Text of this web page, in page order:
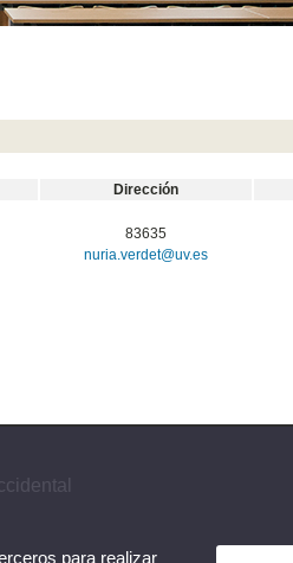
Dirección
83635
nuria.verdet@uv.es
para realizar